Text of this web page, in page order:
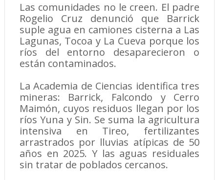
Las comunidades no le creen. El padre
Rogelio Cruz denunció que Barrick
suple agua en camiones cisterna a Las
Lagunas, Tocoa y La Cueva porque los
ríos del entorno desaparecieron o
están contaminados.
La Academia de Ciencias identifica tres
mineras: Barrick, Falcondo y Cerro
Maimón, cuyos residuos llegan por los
ríos Yuna y Sin. Se suma la agricultura
intensiva en Tireo, fertilizantes
arrastrados por lluvias atípicas de 50
años en 2025. Y las aguas residuales
sin tratar de poblados cercanos.